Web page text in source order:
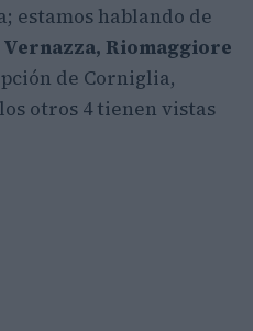
estamos hablando de
Riomaggiore
de Corniglia,
otros 4 tienen vistas